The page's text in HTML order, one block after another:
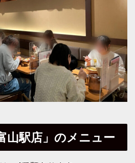
山駅店」のメニュー